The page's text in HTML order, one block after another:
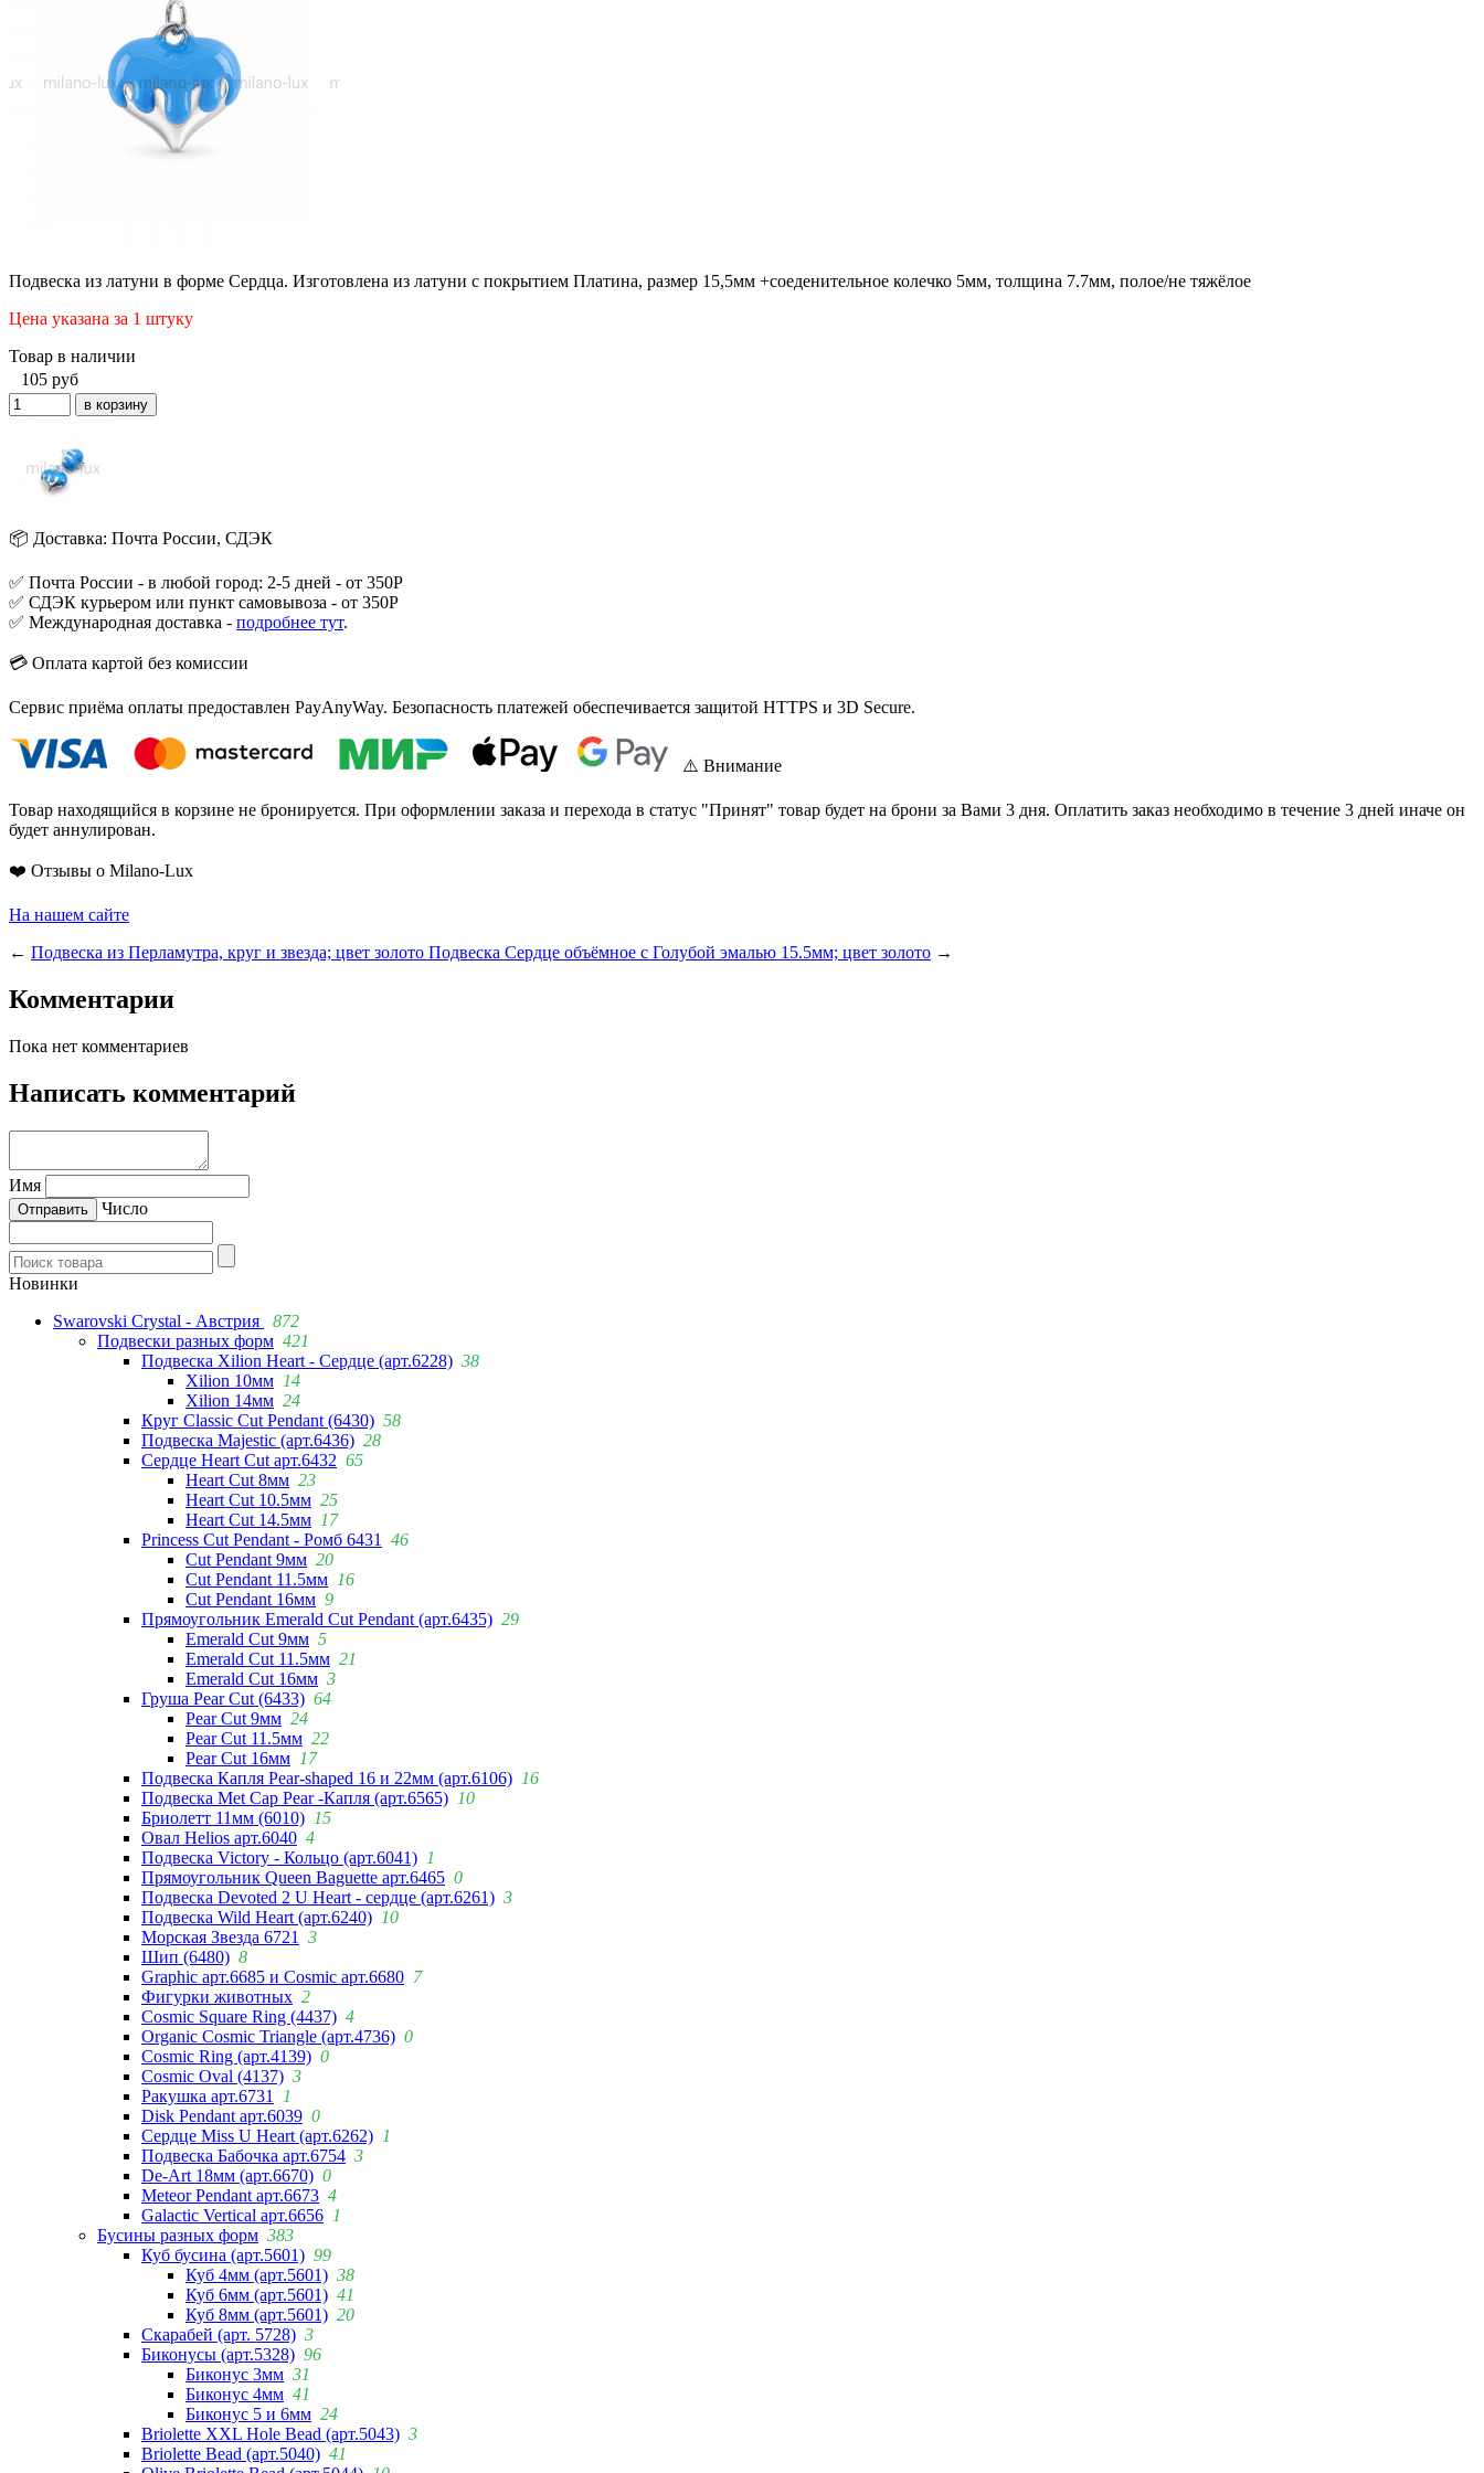
Подвеска из латуни в форме Сердца. Изготовлена из латуни с покрытием Платина, размер 15,5мм +соеденительное колечко 5мм, толщина 7.7мм, полое/не тяжёлое
Цена указана за 1 штуку
Товар в наличии
105 руб
📦 Доставка: Почта России, СДЭК
✅ Почта России - в любой город: 2-5 дней - от 350Р
✅ СДЭК курьером или пункт самовывоза - от 350Р
✅ Международная доставка - подробнее тут.
💳 Оплата картой без комиссии
Сервис приёма оплаты предоставлен PayAnyWay. Безопасность платежей обеспечивается защитой HTTPS и 3D Secure.
⚠️ Внимание
Товар находящийся в корзине не бронируется. При оформлении заказа и перехода в статус "Принят" товар будет на брони за Вами 3 дня. Оплатить заказ необходимо в течение 3 дней иначе он
будет аннулирован.
❤️ Отзывы о Milano-Lux
На нашем сайте
← Подвеска из Перламутра, круг и звезда; цвет золото Подвеска Сердце объёмное с Голубой эмалью 15.5мм; цвет золото →
Комментарии
Пока нет комментариев
Написать комментарий
Имя
Число
Новинки
Swarovski Crystal - Австрия
872
Подвески разных форм 421
Подвеска Xilion Heart - Сердце (арт.6228) 38
Xilion 10мм 14
Xilion 14мм 24
Круг Classic Cut Pendant (6430) 58
Подвеска Majestic (арт.6436) 28
Сердце Heart Cut арт.6432 65
Heart Cut 8мм 23
Heart Cut 10.5мм 25
Heart Cut 14.5мм 17
Princess Cut Pendant - Ромб 6431
46
Cut Pendant 9мм 20
Cut Pendant 11.5мм 16
Cut Pendant 16мм 9
Прямоугольник Emerald Cut Pendant (арт.6435) 29
Emerald Cut 9мм 5
Emerald Cut 11.5мм 21
Emerald Cut 16мм 3
Груша Pear Cut (6433) 64
Pear Cut 9мм 24
Pear Cut 11.5мм 22
Pear Cut 16мм 17
Подвеска Капля Pear-shaped 16 и 22мм (арт.6106) 16
Подвеска Met Cap Pear -Капля (арт.6565) 10
Бриолетт 11мм (6010) 15
Овал Helios арт.6040 4
Подвеска Victory - Кольцо (арт.6041) 1
Прямоугольник Queen Baguette арт.6465 0
Подвеска Devoted 2 U Heart - сердце (арт.6261) 3
Подвеска Wild Heart (арт.6240) 10
Морская Звезда 6721
3
Шип (6480) 8
Graphic арт.6685 и Cosmic арт.6680 7
Фигурки животных 2
Cosmic Square Ring (4437) 4
Organic Cosmic Triangle (арт.4736) 0
Cosmic Ring (арт.4139) 0
Cosmic Oval (4137) 3
Ракушка арт.6731
1
Disk Pendant арт.6039 0
Сердце Miss U Heart (арт.6262) 1
Подвеска Бабочка арт.6754 3
De-Art 18мм (арт.6670) 0
Meteor Pendant арт.6673 4
Galactic Vertical арт.6656 1
Бусины разных форм 383
Куб бусина (арт.5601) 99
Куб 4мм (арт.5601) 38
Куб 6мм (арт.5601) 41
Куб 8мм (арт.5601) 20
Скарабей (арт. 5728) 3
Биконусы (арт.5328) 96
Биконус 3мм 31
Биконус 4мм 41
Биконус 5 и 6мм 24
Briolette XXL Hole Bead (арт.5043) 3
Briolette Bead (арт.5040) 41